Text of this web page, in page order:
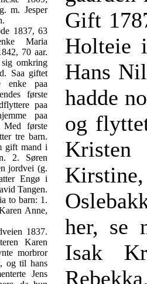
m. Jesper
1837, 63
Maria
70 aar.
omkring
Saa giftet
enke paa
første
paa
paa
første
tre barn.
gift mand i
2. Søren
jordvei (g.
Engø i
Tangen.
to barn: 1.
Anne,
1837.
Karen
morbror
og til hans
Jens
Gift
Holteie
Hans
hadde
og
her, se
Isak